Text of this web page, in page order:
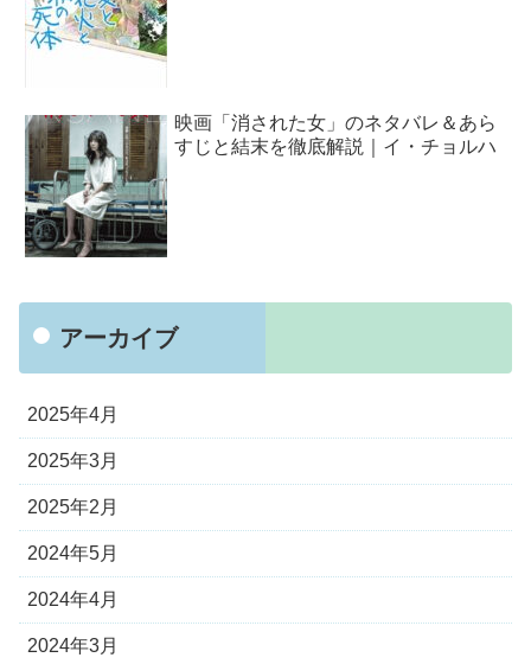
映画「消された女」のネタバレ＆あら
すじと結末を徹底解説｜イ・チョルハ
アーカイブ
2025年4月
2025年3月
2025年2月
2024年5月
2024年4月
2024年3月